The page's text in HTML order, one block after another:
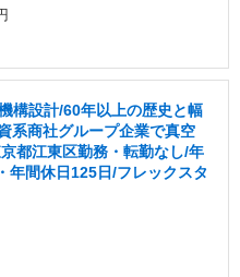
構設計/60年以上の歴史と幅
系商社グループ企業で真空
都江東区勤務・転勤なし/年
年間休日125日/フレックスタ